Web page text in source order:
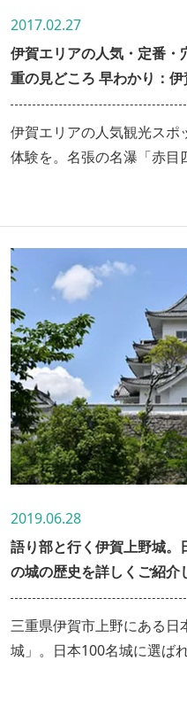
2017.02.27
伊賀エリアの人気・定番
重の見どころ 早わかり：伊
伊賀エリアの人気観光ス
体験を。名張の名瀑「赤目
本情緒に浸り、風景に癒さ
2019.06.28
語り部と行く伊賀上野城
の城の歴史を詳しくご紹介
三重県伊賀市上野にある日
城」。日本100名城に選ば